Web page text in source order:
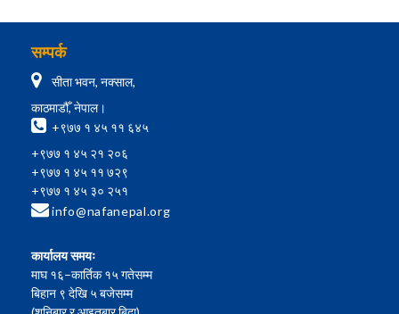
सम्पर्क
सीता भवन, नक्साल,
काठमाडौँ, नेपाल।
+९७७ १ ४५ ११ ६४५
+९७७ १ ४५ २१ २०६
+९७७ १ ४५ ११ ७२९
+९७७ १ ४५ ३० २५१
info@nafanepal.org
कार्यालय समयः
माघ १६–कार्तिक १५ गतेसम्म
बिहान ९ देखि ५ बजेसम्म